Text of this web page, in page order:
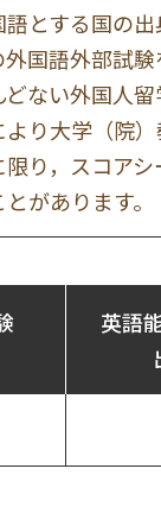
とする国の
国語外部試
ない外国人
り大学（院
り，スコア
があります。
英語